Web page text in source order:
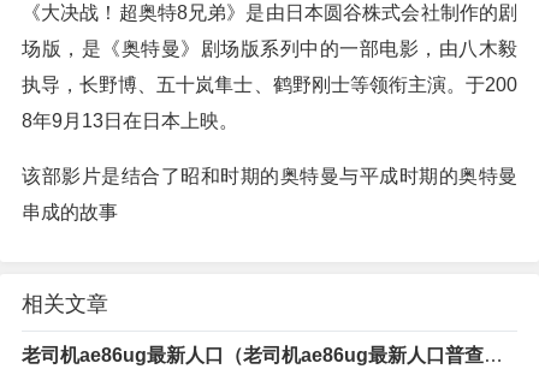
《大决战！超奥特8兄弟》是由日本圆谷株式会社制作的剧
场版，是《奥特曼》剧场版系列中的一部电影，由八木毅
执导，长野博、五十岚隼士、鹤野刚士等领衔主演。于200
8年9月13日在日本上映。
该部影片是结合了昭和时期的奥特曼与平成时期的奥特曼
串成的故事
相关文章
老司机ae86ug最新人口（老司机ae86ug最新人口普查结